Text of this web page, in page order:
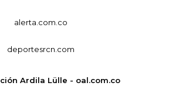
alerta.com.co
deportesrcn.com
Ardila Lülle - oal.com.co